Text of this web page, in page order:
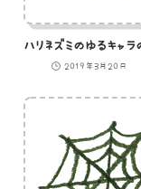
2019年3月20日